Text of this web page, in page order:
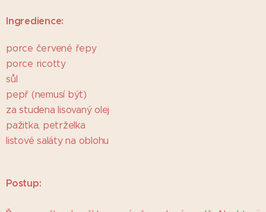
Ingredience:
porce červené řepy
porce ricotty
sůl
pepř (nemusí být)
za studena lisovaný olej
pažitka, petrželka
listové saláty na oblohu
Postup: